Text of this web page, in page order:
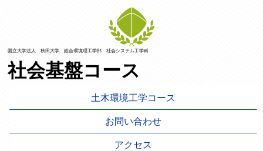
国立大学法人 秋田大学 総合環境理工学部 社会システム工学科
社会基盤コース
土木環境工学コース
お問い合わせ
アクセス